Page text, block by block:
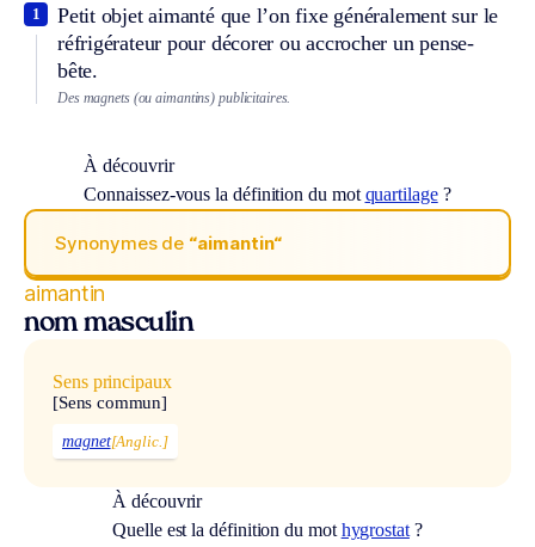
Petit objet aimanté que l’on fixe généralement sur le
réfrigérateur pour décorer ou accrocher un pense-
bête.
1
Des magnets (ou aimantins) publicitaires.
À découvrir
Connaissez-vous la définition du mot quartilage?
Synonymes de “aimantin“
aimantin
nom masculin
Sens principaux
[Sens commun]
magnet[Anglic.]
À découvrir
Quelle est la définition du mot hygrostat?